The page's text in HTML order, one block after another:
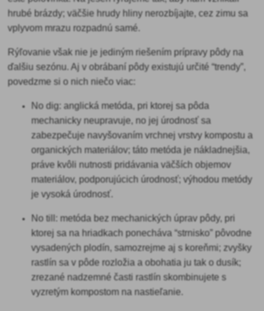
hrubé brázdy; väčšie hrudy hliny nerozbíjajte, cez zimu sa
vplyvom mrazu rozpadnú samé.
Rýľovanie však nie je jediným riešením prípravy pôdy na
ďalšiu sezónu. Aj v obrábaní pôdy existujú určité “trendy”,
povedzme si o nich niečo viac:
No dig: anglická metóda, pri ktorej sa pôda
mechanicky neupravuje, no jej úrodnosť sa
zabezpečuje navyšovaním vrchnej vrstvy kompostu a
organických materiálov; táto metóda je nákladnejšia,
práve kvôli nutnosti pridávania väčších objemov
materiálov, podporujúcich úrodnosť; výhodou metódy
je vysoká úrodnosť.
No till : metóda bez mechanických úprav pôdy, pri
ktorej sa na hriadkach ponecháva “strnisko” pôvodne
vysadených plodín, samozrejme aj s koreňmi; zvyšky
rastlín sa v pôde rozložia a obohatia ju tak o dusík;
zrezané nadzemné časti rastlín skombinujete s
vyzretým kompostom na nastieľanie.